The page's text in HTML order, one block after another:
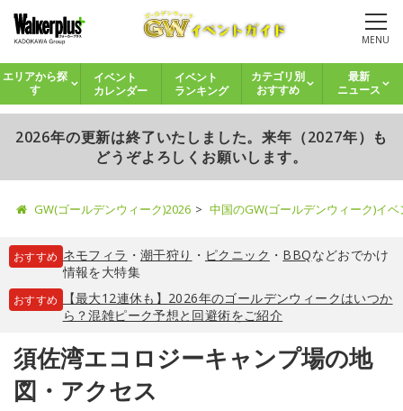
MENU
エリアから探
す
イベント
カレンダー
イベント
ランキング
カテゴリ別
おすすめ
最新
ニュース
2026年の更新は終了いたしました。来年（2027年）も
どうぞよろしくお願いします。
GW(ゴールデンウィーク)2026 中国のGW(ゴールデンウィーク)イ
おすすめ ネモフィラ ・ 潮干狩り ・ ピクニック ・ BBQなどおでかけ
情報を大特集
おすすめ
【最大12連休も】2026年のゴールデンウィークはいつか
ら？混雑ピーク予想と回避術をご紹介
須佐湾エコロジーキャンプ場の地
図・アクセス